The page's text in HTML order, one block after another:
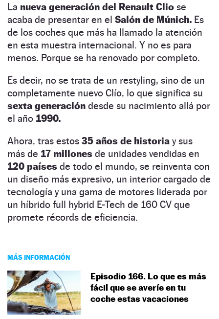
La nueva generación del Renault Clio se
acaba de presentar en el Salón de Múnich. Es
de los coches que más ha llamado la atención
en esta muestra internacional. Y no es para
menos. Porque se ha renovado por completo.
Es decir, no se trata de un restyling, sino de un
completamente nuevo Clío, lo que significa su
sexta generación desde su nacimiento allá por
el año 1990.
Ahora, tras estos 35 años de historia y sus
más de 17 millones de unidades vendidas en
120 países de todo el mundo, se reinventa con
un diseño más expresivo, un interior cargado de
tecnología y una gama de motores liderada por
un híbrido full hybrid E-Tech de 160 CV que
promete récords de eficiencia.
MÁS INFORMACIÓN
Episodio 166. Lo que es más
fácil que se averíe en tu
coche estas vacaciones